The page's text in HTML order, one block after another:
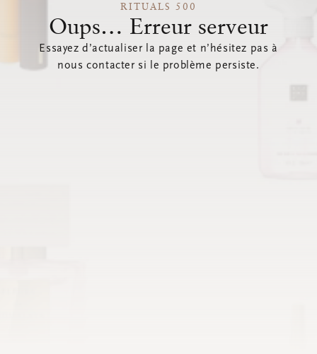
RITUALS 500
Oups… Erreur serveur
Essayez d’actualiser la page et n’hésitez pas à
nous contacter si le problème persiste.